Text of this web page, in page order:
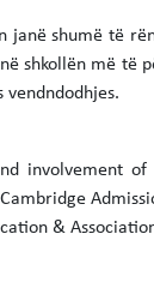
shumë të
shkollën më
vendndodhjes.
of
&